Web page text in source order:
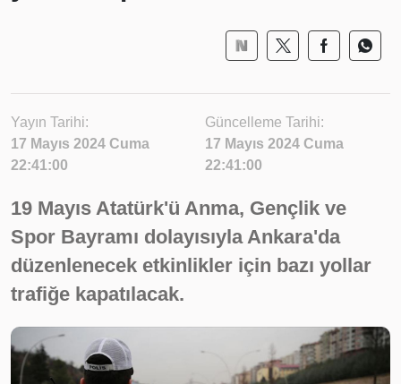
Yayın Tarihi:
17 Mayıs 2024 Cuma
22:41:00
Güncelleme Tarihi:
17 Mayıs 2024 Cuma
22:41:00
19 Mayıs Atatürk'ü Anma, Gençlik ve
Spor Bayramı dolayısıyla Ankara'da
düzenlenecek etkinlikler için bazı yollar
trafiğe kapatılacak.